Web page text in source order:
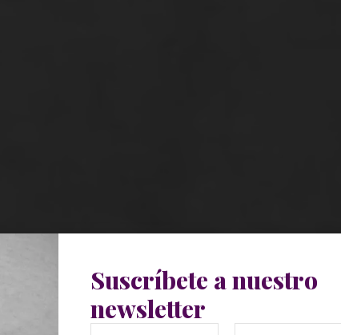
Suscríbete a nuestro
newsletter